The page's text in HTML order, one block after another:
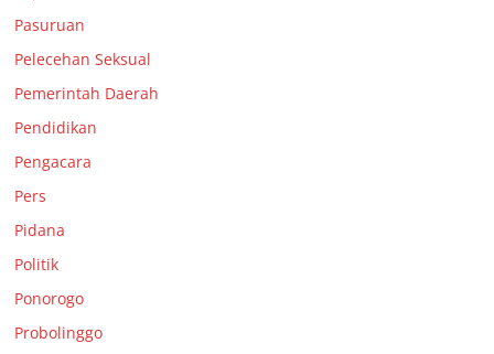
Pasuruan
Pelecehan Seksual
Pemerintah Daerah
Pendidikan
Pengacara
Pers
Pidana
Politik
Ponorogo
Probolinggo